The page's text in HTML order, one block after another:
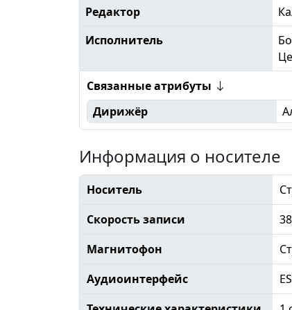
Редактор
Исполнитель
Связанные атрибуты
Дирижёр
Информация о носителе
Носитель
Скорость записи
Магнитофон
Аудиоинтерфейс